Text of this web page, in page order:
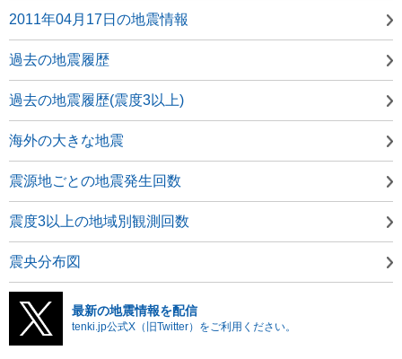
2011年04月17日の地震情報
過去の地震履歴
過去の地震履歴(震度3以上)
海外の大きな地震
震源地ごとの地震発生回数
震度3以上の地域別観測回数
震央分布図
最新の地震情報を配信
tenki.jp公式X（旧Twitter）をご利用ください。